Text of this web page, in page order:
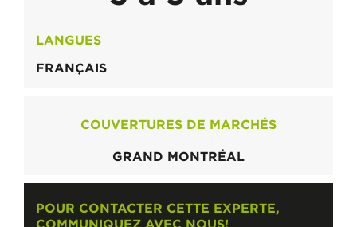
LANGUES
FRANÇAIS
COUVERTURES DE MARCHÉS
GRAND MONTRÉAL
POUR CONTACTER CETTE EXPERTE,
COMMUNIQUEZ AVEC NOUS!